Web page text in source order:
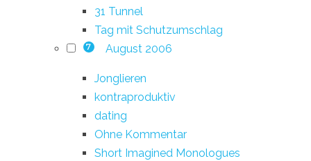
31 Tunnel
Tag mit Schutzumschlag
7 August 2006
Jonglieren
kontraproduktiv
dating
Ohne Kommentar
Short Imagined Monologues